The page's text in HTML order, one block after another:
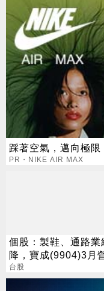
踩著空氣，邁向極
PR・NIKE AIR MAX
個股：製鞋、通路業
降，寶成(9904)3月
年減逾一成
台股